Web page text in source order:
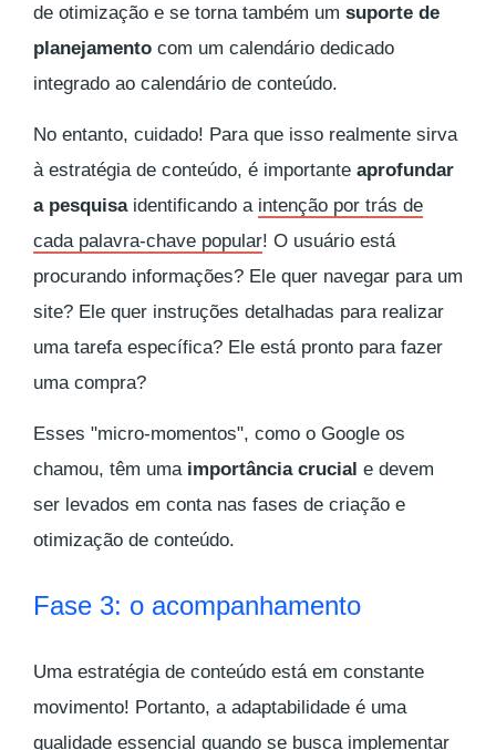
de otimização e se torna também um suporte de
planejamento com um calendário dedicado
integrado ao calendário de conteúdo.
No entanto, cuidado! Para que isso realmente sirva
à estratégia de conteúdo, é importante aprofundar
a pesquisaidentificando a intenção por trás de
cada palavra-chave popular! O usuário está
procurando informações? Ele quer navegar para um
site? Ele quer instruções detalhadas para realizar
uma tarefa específica? Ele está pronto para fazer
uma compra?
Esses "micro-momentos", como o Google os
chamou, têm uma importância crucial e devem
ser levados em conta nas fases de criação e
otimização de conteúdo.
Fase 3: o acompanhamento
Uma estratégia de conteúdo está em constante
movimento! Portanto, a adaptabilidade é uma
qualidade essencial quando se busca implementar